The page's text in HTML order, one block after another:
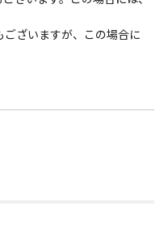
ざいますが、この場合に